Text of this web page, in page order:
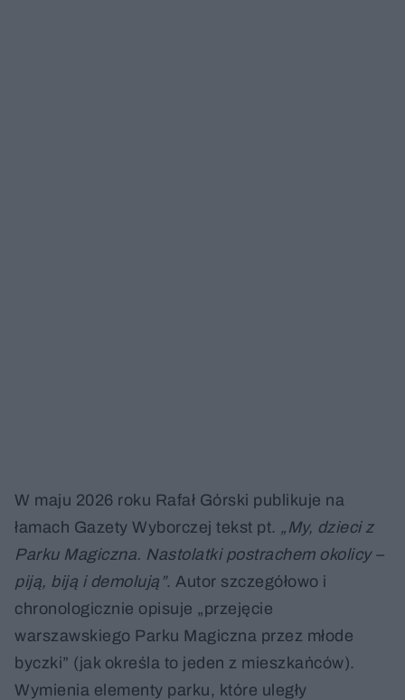
W maju 2026 roku Rafał Górski publikuje na
łamach Gazety Wyborczej tekst pt. „My, dzieci z
Parku Magiczna. Nastolatki postrachem okolicy –
piją, biją i demolują”. Autor szczegółowo i
chronologicznie opisuje „przejęcie
warszawskiego Parku Magiczna przez młode
byczki” (jak określa to jeden z mieszkańców).
Wymienia elementy parku, które uległy